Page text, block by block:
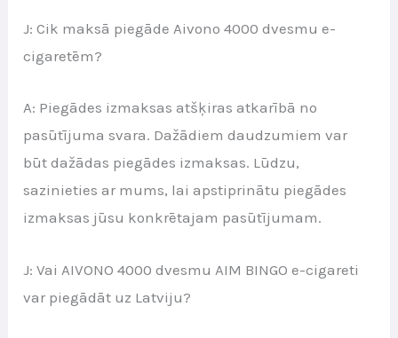
J: Cik maksā piegāde Aivono 4000 dvesmu e-
cigaretēm?
A: Piegādes izmaksas atšķiras atkarībā no
pasūtījuma svara. Dažādiem daudzumiem var
būt dažādas piegādes izmaksas. Lūdzu,
sazinieties ar mums, lai apstiprinātu piegādes
izmaksas jūsu konkrētajam pasūtījumam.
J: Vai AIVONO 4000 dvesmu AIM BINGO e-cigareti
var piegādāt uz Latviju?